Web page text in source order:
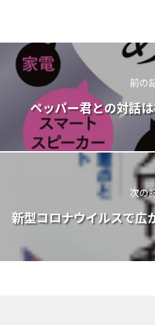
前の
ペッパー君との対話
次の
新型コロナウイルスで広